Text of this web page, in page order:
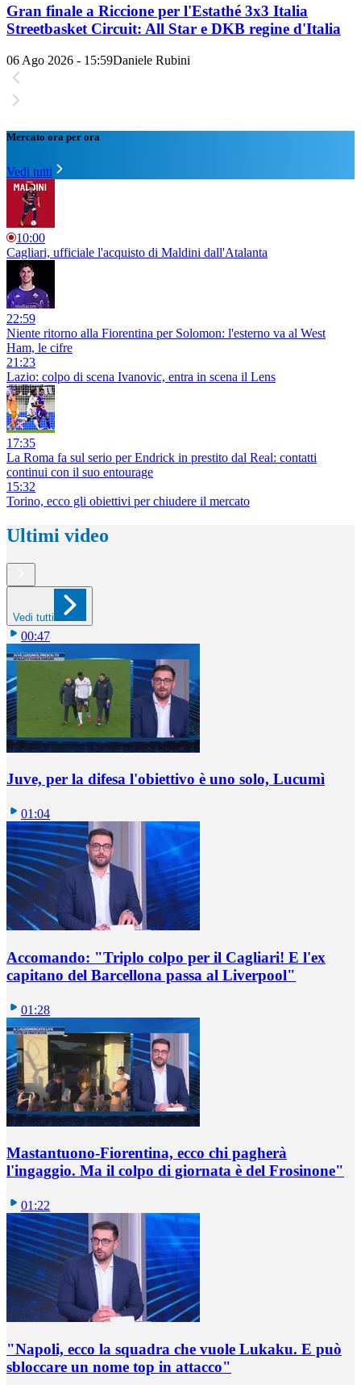
Gran finale a Riccione per l'Estathé 3x3 Italia
Streetbasket Circuit: All Star e DKB regine d'Italia
06 Ago 2026 - 15:59Daniele Rubini
Mercato ora per ora
Vedi tutti
10:00
Cagliari, ufficiale l'acquisto di Maldini dall'Atalanta
22:59
Niente ritorno alla Fiorentina per Solomon: l'esterno va al West
Ham, le cifre
21:23
Lazio: colpo di scena Ivanovic, entra in scena il Lens
17:35
La Roma fa sul serio per Endrick in prestito dal Real: contatti
continui con il suo entourage
15:32
Torino, ecco gli obiettivi per chiudere il mercato
Ultimi video
Vedi tutti
00:47
Juve, per la difesa l'obiettivo è uno solo, Lucumì
01:04
Accomando: "Triplo colpo per il Cagliari! E l'ex
capitano del Barcellona passa al Liverpool"
01:28
Mastantuono-Fiorentina, ecco chi pagherà
l'ingaggio. Ma il colpo di giornata è del Frosinone"
01:22
"Napoli, ecco la squadra che vuole Lukaku. E può
sbloccare un nome top in attacco"